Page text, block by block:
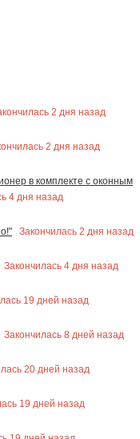
2 дня назад
2 дня назад
в комплекте с оконным
4 дня назад
Закончилась 2 дня назад
Закончилась 4 дня назад
19 дней назад
Закончилась 8 дней назад
20 дней назад
19 дней назад